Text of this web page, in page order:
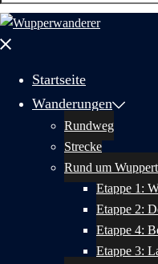
nach:
Menü
Startseite
Wanderungen
Rundweg
Strecke
Rund um
Etappe 1:
Etappe 2:
Etappe 4:
Etappe 3: